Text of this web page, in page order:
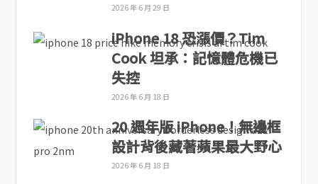
2026 年 6 月 29 日
iPhone 18 恐漲價？Tim
Cook 坦承：記憶體危機已
失控
2026 年 6 月 18 日
20 週年版 iPhone！無邊框
設計背後藏著蘋果最大野心
2026 年 6 月 18 日